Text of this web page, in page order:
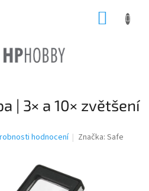
| 3× a 10× zvětšení
hodnocení Značka:Safe